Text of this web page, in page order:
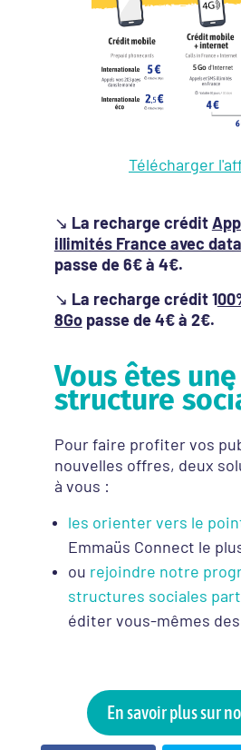
Télécharger
↘️ La recharge crédit
illimités France avec
passe de 6€ à 4€.
↘️ La recharge crédit 1
8Gopasse de 4€ à 2€.
Vous êtes une
structure
Pour faire profiter vos
nouvelles offres, deux
à vous :
les orienter vers le
Emmaüs Connect le
ou rejoindre notre
structures sociales
éditer vous-mêmes
En savoir plus sur